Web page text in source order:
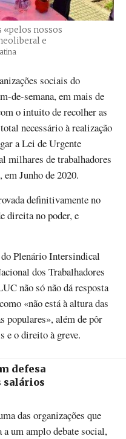
«pelos nossos
e
sociais do
de-semana, em mais de
o intuito de recolher as
necessário à realização
a Lei de Urgente
milhares de trabalhadores
Junho de 2020.
definitivamente no
direita no poder, e
Plenário Intersindical
dos Trabalhadores
não só não dá resposta
«não está à altura das
populares», além de pôr
e o direito à greve.
defesa
salários
das organizações que
um amplo debate social,